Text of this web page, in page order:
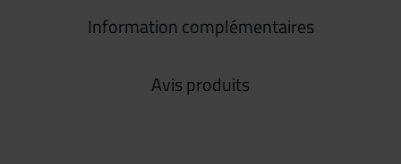
Information complémentaires
Avis produits